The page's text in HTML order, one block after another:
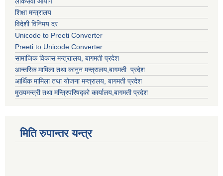
शिक्षा मन्त्रालय
विदेशी विनिमय दर
Unicode to Preeti Converter
Preeti to Unicode Converter
सामाजिक विकास मन्त्राालय, बागमती प्रदेश
आन्तरिक मामिला तथा कानुन मन्त्रालय,बागमती प्रदेश
आर्थिक मामिला तथा योजना मन्त्रालय, बागमती प्रदेश
मुख्यमन्त्री तथा मन्त्रिपरिषद्को कार्यालय,बागमती प्रदेश
मिति रुपान्तर यन्त्र